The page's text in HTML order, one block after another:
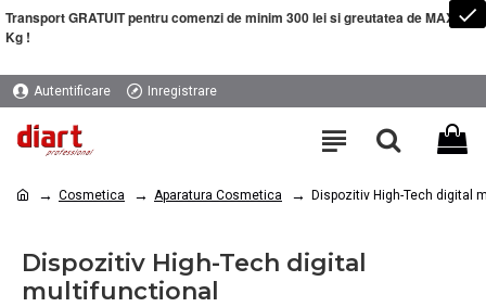
Transport GRATUIT pentru comenzi de minim 300 lei si greutatea de MAXIM 5
Kg !
Autentificare Inregistrare
Cosmetica Aparatura Cosmetica Dispozitiv High-Tech digital
Dispozitiv High-Tech digital
multifunctional